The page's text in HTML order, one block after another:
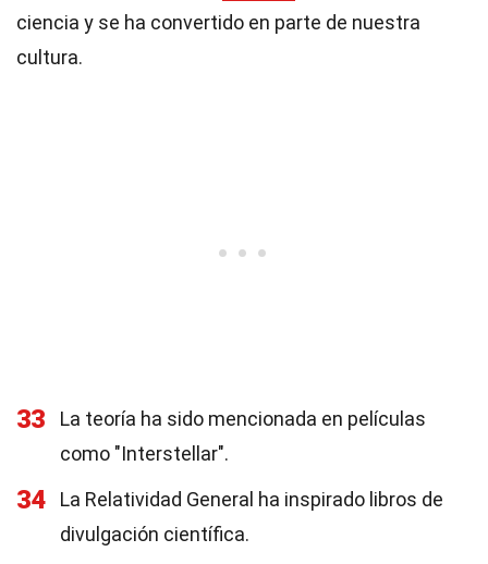
ciencia y se ha convertido en parte de nuestra
cultura.
33
La teoría ha sido mencionada en películas
como "Interstellar".
34
La Relatividad General ha inspirado libros de
divulgación científica.